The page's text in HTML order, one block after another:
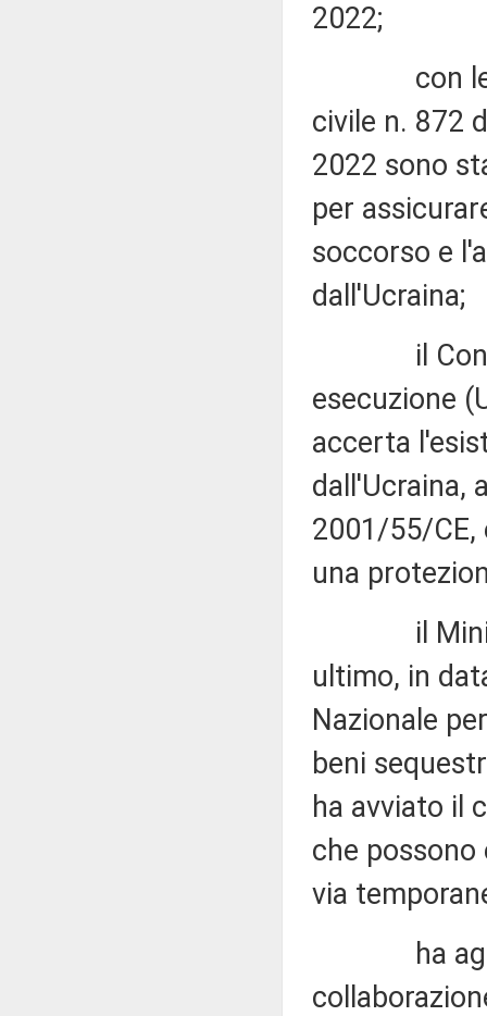
2022;
con le
civile n. 872
2022 sono
per
soccorso e
dall'Ucraina;
il
esecuzione
accerta
dall'Ucraina,
2001/55/
una
il Ministro
ultimo, in
Nazionale
beni
ha avviato il
che
via
ha